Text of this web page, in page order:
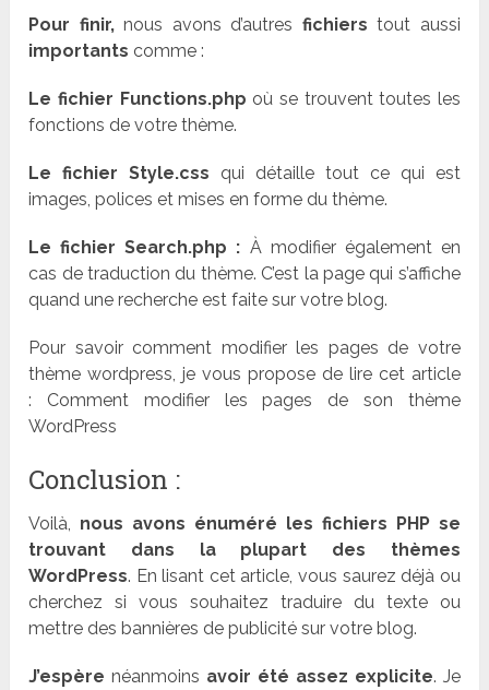
Pour finir,nous avons d’autres fichiers tout aussi
importants comme :
Le fichier Functions.php où se trouvent toutes les
fonctions de votre thème.
Le fichier Style.css qui
détaille tout ce qui est
images, polices et mises en forme du thème.
Le fichier Search.php : À modifier également en
cas de traduction du thème. C’est la page qui s’affiche
quand une recherche est faite sur votre blog.
Pour savoir comment modifier les pages de votre
thème wordpress, je vous propose de lire cet article
: Comment modifier les pages de son thème
WordPress
Conclusion :
Voilà, nous avons énuméré les fichiers PHP se
trouvant dans la plupart des thèmes
WordPress. En lisant cet article, vous saurez déjà ou
cherchez si vous souhaitez traduire du texte ou
mettre des bannières de publicité sur votre blog.
J’espère néanmoins avoir été assez explicite. Je